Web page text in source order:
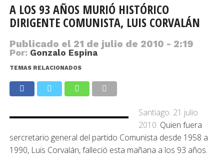
A LOS 93 AÑOS MURIÓ HISTÓRICO
DIRIGENTE COMUNISTA, LUIS CORVALÁN
Publicado el 21 de julio de 2010 - 2:19
Por: Gonzalo Espina
TEMAS RELACIONADOS
Santiago. 21 julio
2010. Quien fuera
sercretario general del partido Comunista desde 1958 a
1990, Luis Corvalán, falleció esta mañana a los 93 años.